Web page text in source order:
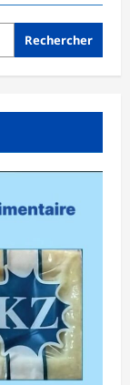
Rechercher